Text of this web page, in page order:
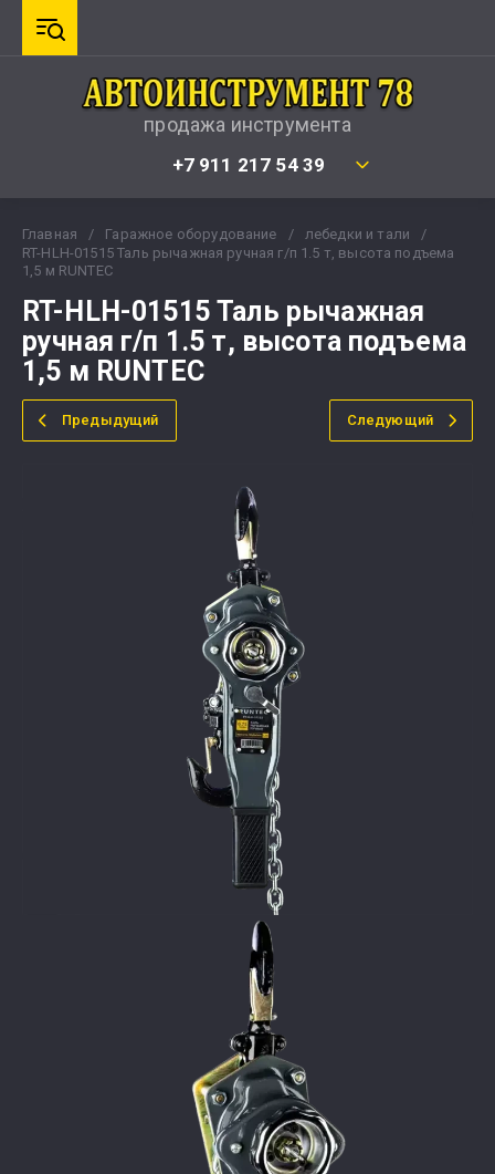
продажа инструмента
+7 911 217 54 39
Главная / Гаражное оборудование / лебедки и тали
/
RT-HLH-01515 Таль рычажная ручная г/п 1.5 т, высота подъема
1,5 м RUNTEC
RT-HLH-01515 Таль рычажная
ручная г/п 1.5 т, высота подъема
1,5 м RUNTEC
Предыдущий Следующий